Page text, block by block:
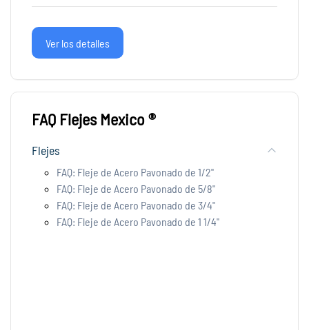
Flejes de Acero 3/4 x .028"
Flejes de Acero 3/4 x .023″
Flejes de Acero 3/4 x .020″
Flejes de Acero 3/4 x .015″
Flejes de Acero 1 1/4"
Flejes de Acero 1 1/4 x .031″
Flejes PET
Fleje PET Plastico Verde 1/2
Fleje PET Plastico Verde 5/8
Sellos para Flejes de Acero
Ver los detalles
FAQ Flejes Mexico ®
Flejes
FAQ: Fleje de Acero Pavonado de 1/2"
FAQ: Fleje de Acero Pavonado de 5/8"
FAQ: Fleje de Acero Pavonado de 3/4"
FAQ: Fleje de Acero Pavonado de 1 1/4"